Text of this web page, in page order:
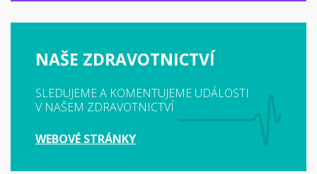
NAŠE ZDRAVOTNICTVÍ
SLEDUJEME A KOMENTUJEME UDÁLOSTI
V NAŠEM ZDRAVOTNICTVÍ
WEBOVÉ STRÁNKY